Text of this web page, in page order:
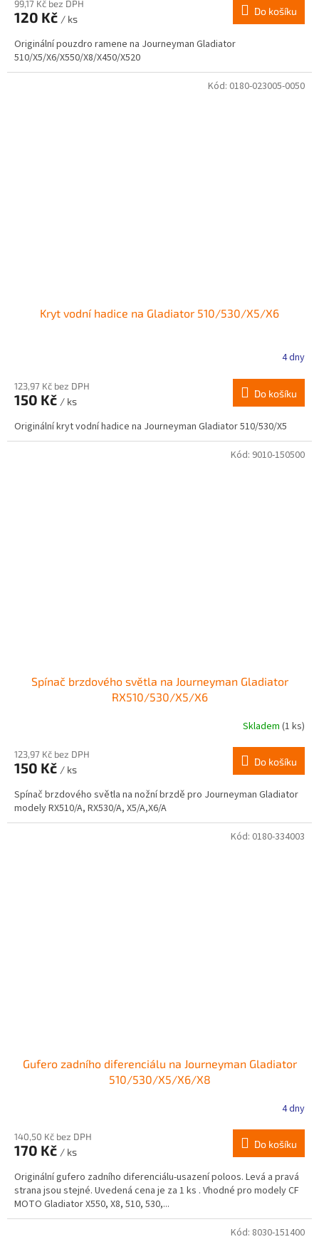
produktu
je
z
5
hvězdiček.
99,17 Kč bez DPH
120 Kč / ks
Do košíku
Originální pouzdro ramene na Journeyman Gladiator
510/X5/X6/X550/X8/X450/X520
Kryt vodní hadice na Gladiator 510/530/X5/X6
4 dny
123,97 Kč bez DPH
150 Kč / ks
Do košíku
Originální kryt vodní hadice na Journeyman Gladiator 510/530/X5
Kód: 0180-023005-0050
Spínač brzdového světla na Journeyman Gladiator
RX510/530/X5/X6
Skladem (1 ks)
123,97 Kč bez DPH
150 Kč / ks
Do košíku
Spínač brzdového světla na nožní brzdě pro Journeyman Gladiator
modely RX510/A, RX530/A, X5/A,X6/A
Kód: 9010-150500
Gufero zadního diferenciálu na Journeyman Gladiator
510/530/X5/X6/X8
4 dny
140,50 Kč bez DPH
170 Kč / ks
Do košíku
Originální gufero zadního diferenciálu-usazení poloos. Levá a pravá
strana jsou stejné. Uvedená cena je za 1 ks . Vhodné pro modely CF
MOTO Gladiator X550, X8, 510, 530,...
Kód: 0180-334003
Kód: 8030-151400